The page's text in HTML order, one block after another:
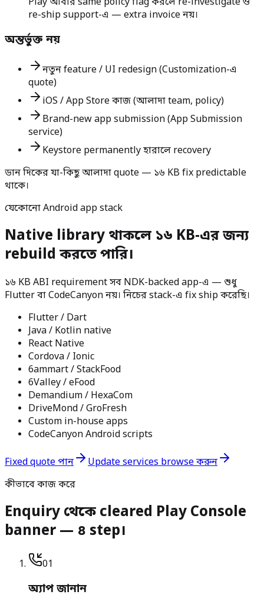
re-ship support-এ — extra invoice নয়।
অন্তর্ভুক্ত নয়
নতুন feature / UI redesign (Customization-এ
quote)
iOS / App Store কাজ (আলাদা team, policy)
Brand-new app submission (App Submission
service)
Keystore permanently হারালে recovery
ডান দিকের যা-কিছু আলাদা quote — ১৬ KB fix predictable
থাকে।
যেকোনো Android app stack
Native library থাকলে ১৬ KB-এর জন্য
rebuild করতে পারি।
১৬ KB ABI requirement সব NDK-backed app-এ — শুধু
Flutter বা CodeCanyon নয়। নিচের stack-এ fix ship করেছি।
Flutter / Dart
Java / Kotlin native
React Native
Cordova / Ionic
6ammart / StackFood
6Valley / eFood
Demandium / HexaCom
DriveMond / GroFresh
Custom in-house apps
CodeCanyon Android scripts
Fixed quote পান
Update services browse করুন
কীভাবে কাজ করে
Enquiry থেকে cleared Play Console
banner — ৪ step।
01
অ্যাপ জানান